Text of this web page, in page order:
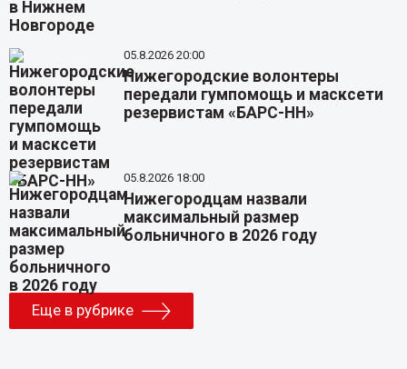
05.8.2026 20:00
Нижегородские волонтеры
передали гумпомощь и масксети
резервистам «БАРС-НН»
05.8.2026 18:00
Нижегородцам назвали
максимальный размер
больничного в 2026 году
Еще в рубрике